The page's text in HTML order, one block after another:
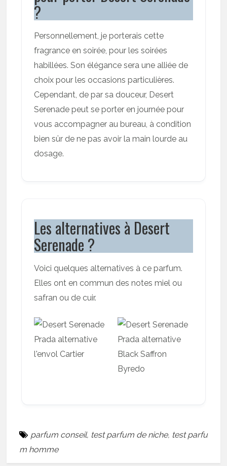
?
Personnellement, je porterais cette
fragrance en soirée, pour les soirées
habillées. Son élégance sera une alliée de
choix pour les occasions particulières.
Cependant, de par sa douceur, Desert
Serenade peut se porter en journée pour
vous accompagner au bureau, à condition
bien sûr de ne pas avoir la main lourde au
dosage.
Les alternatives à Desert
Serenade ?
Voici quelques alternatives à ce parfum.
Elles ont en commun des notes miel ou
safran ou de cuir.
parfum conseil, test parfum de niche, test parfu
m homme